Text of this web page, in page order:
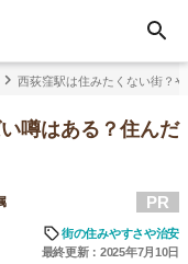
西荻窪駅は住みたくない街？
噂はある？住んだ
PR
街の住みやすさや治安
最終更新：2025年7月10日